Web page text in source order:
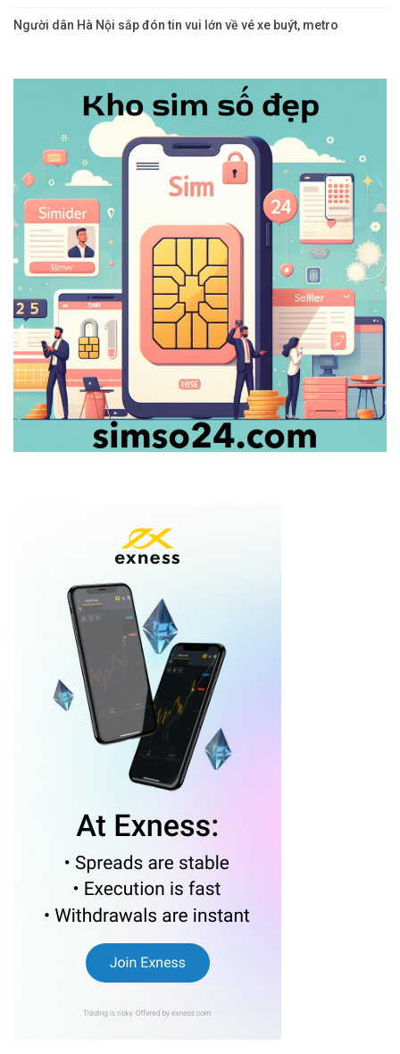
Người dân Hà Nội sắp đón tin vui lớn về vé xe buýt, metro